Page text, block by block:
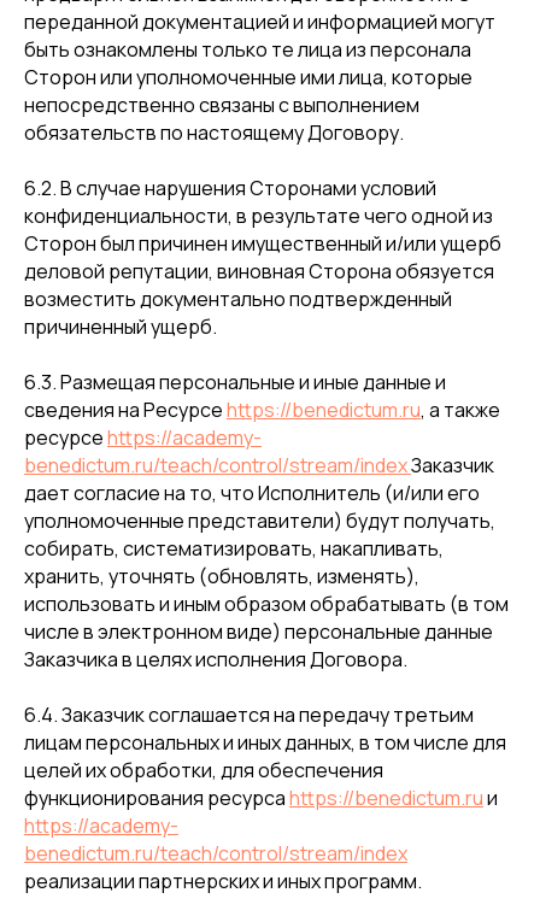
переданной документацией и информацией могут
быть ознакомлены только те лица из персонала
Сторон или уполномоченные ими лица, которые
непосредственно связаны с выполнением
обязательств по настоящему Договору.
6.2. В случае нарушения Сторонами условий
конфиденциальности, в результате чего одной из
Сторон был причинен имущественный и/или ущерб
деловой репутации, виновная Сторона обязуется
возместить документально подтвержденный
причиненный ущерб.
6.3. Размещая персональные и иные данные и
сведения на Ресурсеhttps://benedictum.ru, а также
ресурсеhttps://academy-
benedictum.ru/teach/control/stream/indexЗаказчик
дает согласие на то, что Исполнитель (и/или его
уполномоченные представители) будут получать,
собирать, систематизировать, накапливать,
хранить, уточнять (обновлять, изменять),
использовать и иным образом обрабатывать (в том
числе в электронном виде) персональные данные
Заказчика в целях исполнения Договора.
6.4. Заказчик соглашается на передачу третьим
лицам персональных и иных данных, в том числе для
целей их обработки, для обеспечения
функционирования ресурсаhttps://benedictum.ruи
https://academy-
benedictum.ru/teach/control/stream/index
реализации партнерских и иных программ.